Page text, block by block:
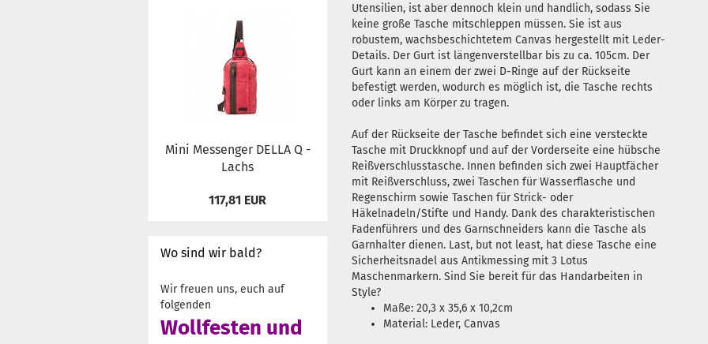
Utensilien, ist aber dennoch klein und handlich, sodass Sie
keine große Tasche mitschleppen müssen. Sie ist aus
robustem, wachsbeschichtetem Canvas hergestellt mit Leder-
Details. Der Gurt ist längenverstellbar bis zu ca. 105cm. Der
Gurt kann an einem der zwei D-Ringe auf der Rückseite
befestigt werden, wodurch es möglich ist, die Tasche rechts
oder links am Körper zu tragen.
Auf der Rückseite der Tasche befindet sich eine versteckte
Tasche mit Druckknopf und auf der Vorderseite eine hübsche
Reißverschlusstasche. Innen befinden sich zwei Hauptfächer
mit Reißverschluss, zwei Taschen für Wasserflasche und
Regenschirm sowie Taschen für Strick- oder
Häkelnadeln/Stifte und Handy. Dank des charakteristischen
Fadenführers und des Garnschneiders kann die Tasche als
Garnhalter dienen. Last, but not least, hat diese Tasche eine
Sicherheitsnadel aus Antikmessing mit 3 Lotus
Maschenmarkern. Sind Sie bereit für das Handarbeiten in
Style?
Maße: 20,3 x 35,6 x 10,2cm
Material: Leder, Canvas
Mini Messenger DELLA Q -
Lachs
117,81 EUR
Wo sind wir bald?
Wir freuen uns, euch auf
folgenden
Wollfesten und